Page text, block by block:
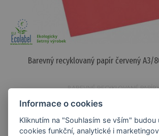
Barevný recyklovaný papír červený
BAREVNÉ RECYKLOVANÉ
Informace o cookies
Kliknutím na "Souhlasím se vším" budou
cookies funkční, analytické i